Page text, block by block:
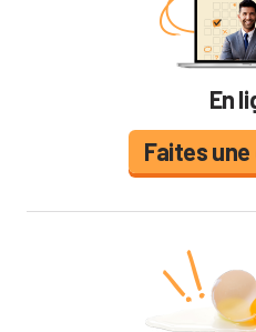
En
Faites